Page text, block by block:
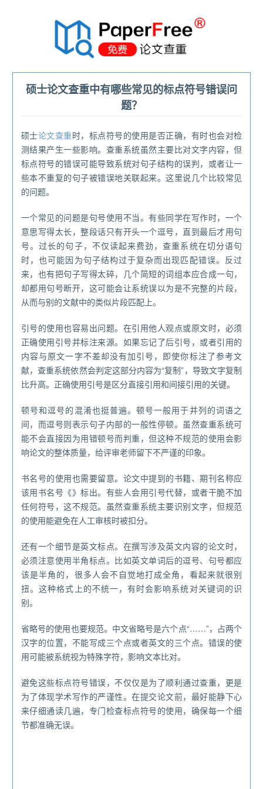
硕士论文查重中有哪些常见的标点符号错误问
题？
硕士论文查重时，标点符号的使用是否正确，有时也会对检
测结果产生一些影响。查重系统虽然主要比对文字内容，但
标点符号的错误可能导致系统对句子结构的误判，或者让一
些本不重复的句子被错误地关联起来。这里说几个比较常见
的问题。
一个常见的问题是句号使用不当。有些同学在写作时，一个
意思写得太长，整段话只有开头一个逗号，直到最后才用句
号。过长的句子，不仅读起来费劲，查重系统在切分语句
时，也可能因为句子结构过于复杂而出现匹配错误。反过
来，也有把句子写得太碎，几个简短的词组本应合成一句，
却都用句号断开，这可能会让系统误以为是不完整的片段，
从而与别的文献中的类似片段匹配上。
引号的使用也容易出问题。在引用他人观点或原文时，必须
正确使用引号并标注来源。如果忘记了后引号，或者引用的
内容与原文一字不差却没有加引号，即使你标注了参考文
献，查重系统依然会判定这部分内容为“复制”，导致文字复制
比升高。正确使用引号是区分直接引用和间接引用的关键。
顿号和逗号的混淆也挺普遍。顿号一般用于并列的词语之
间，而逗号则表示句子内部的一般性停顿。虽然查重系统可
能不会直接因为用错顿号而判重，但这种不规范的使用会影
响论文的整体质量，给评审老师留下不严谨的印象。
书名号的使用也需要留意。论文中提到的书籍、期刊名称应
该用书名号《》标出。有些人会用引号代替，或者干脆不加
任何符号，这不规范。虽然查重系统主要识别文字，但规范
的使用能避免在人工审核时被扣分。
还有一个细节是英文标点。在撰写涉及英文内容的论文时，
必须注意使用半角标点。比如英文单词后的逗号、句号都应
该是半角的，很多人会不自觉地打成全角，看起来就很别
扭。这种格式上的不统一，有时会影响系统对关键词的识
别。
省略号的使用也要规范。中文省略号是六个点“……”，占两个
汉字的位置，不能写成三个点或者英文的三个点。错误的使
用可能被系统视为特殊字符，影响文本比对。
避免这些标点符号错误，不仅仅是为了顺利通过查重，更是
为了体现学术写作的严谨性。在提交论文前，最好能静下心
来仔细通读几遍，专门检查标点符号的使用，确保每一个细
节都准确无误。